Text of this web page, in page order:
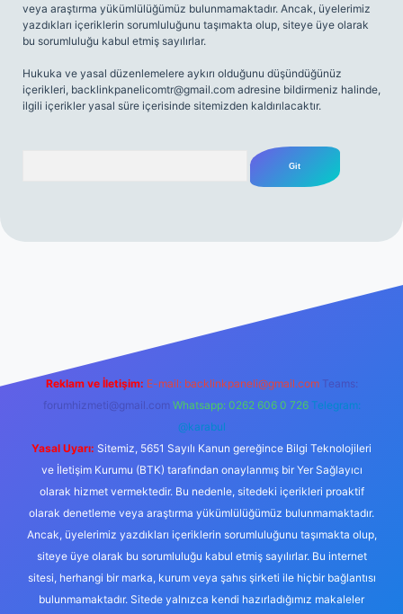
veya araştırma yükümlülüğümüz bulunmamaktadır. Ancak, üyelerimiz
yazdıkları içeriklerin sorumluluğunu taşımakta olup, siteye üye olarak
bu sorumluluğu kabul etmiş sayılırlar.
Hukuka ve yasal düzenlemelere aykırı olduğunu düşündüğünüz
içerikleri, backlinkpanelicomtr@gmail.com adresine bildirmeniz halinde,
ilgili içerikler yasal süre içerisinde sitemizden kaldırılacaktır.
Reklam ve İletişim: E-mail: backlinkpaneli@gmail.com Teams:
forumhizmeti@gmail.com Whatsapp: 0262 606 0 726 Telegram:
@karabul
Yasal Uyarı: Sitemiz, 5651 Sayılı Kanun gereğince Bilgi Teknolojileri
ve İletişim Kurumu (BTK) tarafından onaylanmış bir Yer Sağlayıcı
olarak hizmet vermektedir. Bu nedenle, sitedeki içerikleri proaktif
olarak denetleme veya araştırma yükümlülüğümüz bulunmamaktadır.
Ancak, üyelerimiz yazdıkları içeriklerin sorumluluğunu taşımakta olup,
siteye üye olarak bu sorumluluğu kabul etmiş sayılırlar. Bu internet
sitesi, herhangi bir marka, kurum veya şahıs şirketi ile hiçbir bağlantısı
bulunmamaktadır. Sitede yalnızca kendi hazırladığımız makaleler